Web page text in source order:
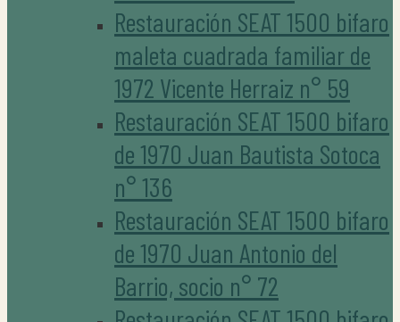
Restauración SEAT 1500 bifaro
maleta cuadrada familiar de
1972 Vicente Herraiz n° 59
Restauración SEAT 1500 bifaro
de 1970 Juan Bautista Sotoca
n° 136
Restauración SEAT 1500 bifaro
de 1970 Juan Antonio del
Barrio, socio n° 72